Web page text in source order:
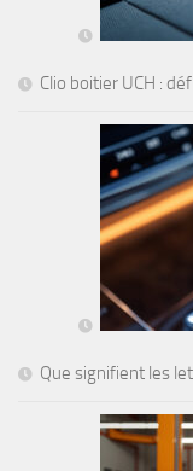
Clio boitier UCH :
Que signifient les